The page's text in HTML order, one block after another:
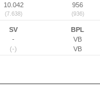
10.042
(7.638)
956
(936)
SV
-
(-)
BPL
VB
VB